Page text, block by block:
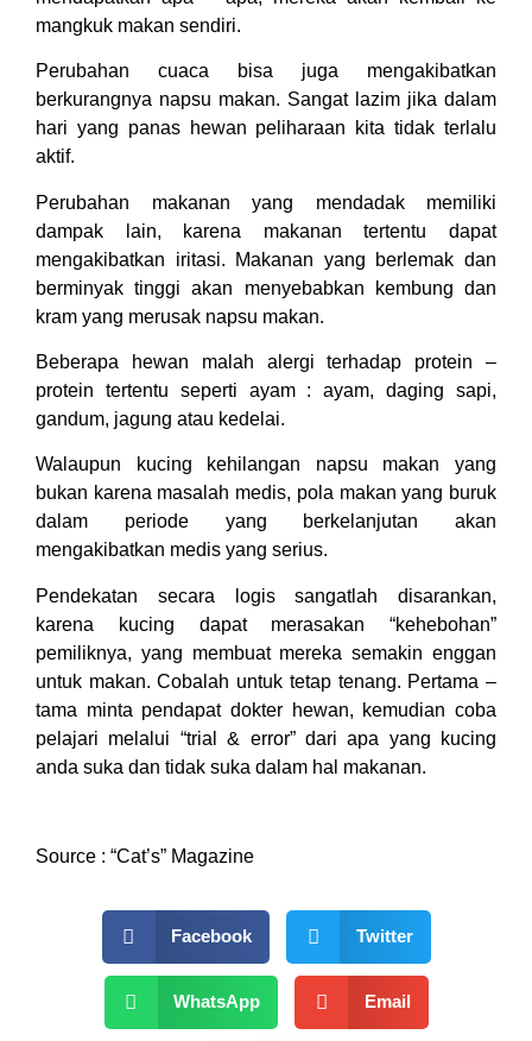
mangkuk makan sendiri.
Perubahan cuaca bisa juga mengakibatkan
berkurangnya napsu makan. Sangat lazim jika dalam
hari yang panas hewan peliharaan kita tidak terlalu
aktif.
Perubahan makanan yang mendadak memiliki
dampak lain, karena makanan tertentu dapat
mengakibatkan iritasi. Makanan yang berlemak dan
berminyak tinggi akan menyebabkan kembung dan
kram yang merusak napsu makan.
Beberapa hewan malah alergi terhadap protein –
protein tertentu seperti ayam : ayam, daging sapi,
gandum, jagung atau kedelai.
Walaupun kucing kehilangan napsu makan yang
bukan karena masalah medis, pola makan yang buruk
dalam periode yang berkelanjutan akan
mengakibatkan medis yang serius.
Pendekatan secara logis sangatlah disarankan,
karena kucing dapat merasakan “kehebohan”
pemiliknya, yang membuat mereka semakin enggan
untuk makan. Cobalah untuk tetap tenang. Pertama –
tama minta pendapat dokter hewan, kemudian coba
pelajari melalui “trial & error” dari apa yang kucing
anda suka dan tidak suka dalam hal makanan.
Source : “Cat’s” Magazine
Facebook Twitter
WhatsApp Email